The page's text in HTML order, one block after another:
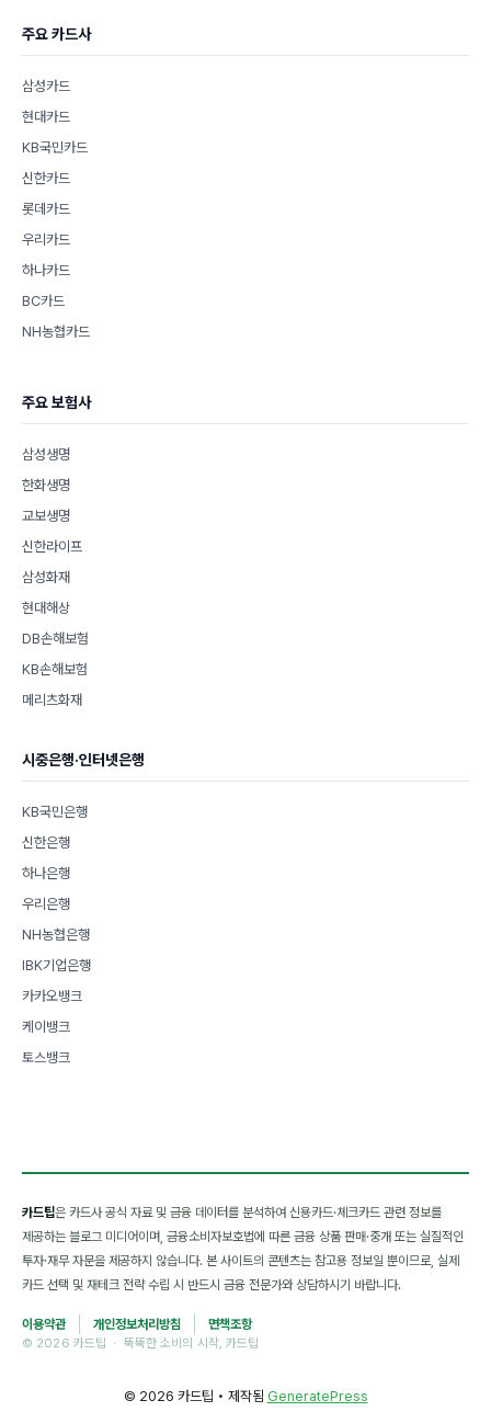
주요 카드사
삼성카드
현대카드
KB국민카드
신한카드
롯데카드
우리카드
하나카드
BC카드
NH농협카드
주요 보험사
삼성생명
한화생명
교보생명
신한라이프
삼성화재
현대해상
DB손해보험
KB손해보험
메리츠화재
시중은행·인터넷은행
KB국민은행
신한은행
하나은행
우리은행
NH농협은행
IBK기업은행
카카오뱅크
케이뱅크
토스뱅크
카드팁은 카드사 공식 자료 및 금융 데이터를 분석하여 신용카드·체크카드 관련 정보를
제공하는 블로그 미디어이며, 금융소비자보호법에 따른 금융 상품 판매·중개 또는 실질적인
투자·재무 자문을 제공하지 않습니다. 본 사이트의 콘텐츠는 참고용 정보일 뿐이므로, 실제
카드 선택 및 재테크 전략 수립 시 반드시 금융 전문가와 상담하시기 바랍니다.
이용약관 개인정보처리방침
면책조항
© 2026 카드팁 · 뚝뚝한 소비의 시작, 카드팁
© 2026 카드팁 • 제작됨 GeneratePress